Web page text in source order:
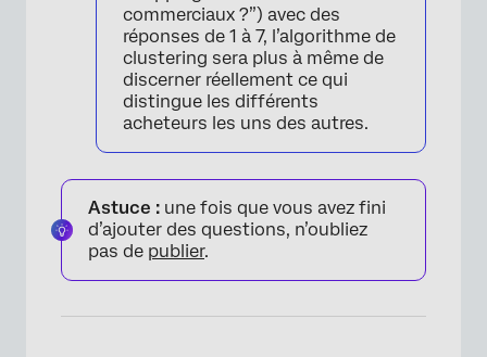
commerciaux ?”) avec des
réponses de 1 à 7, l’algorithme de
clustering sera plus à même de
discerner réellement ce qui
distingue les différents
acheteurs les uns des autres.
Astuce : une fois que vous avez fini
d’ajouter des questions, n’oubliez
pas de publier.